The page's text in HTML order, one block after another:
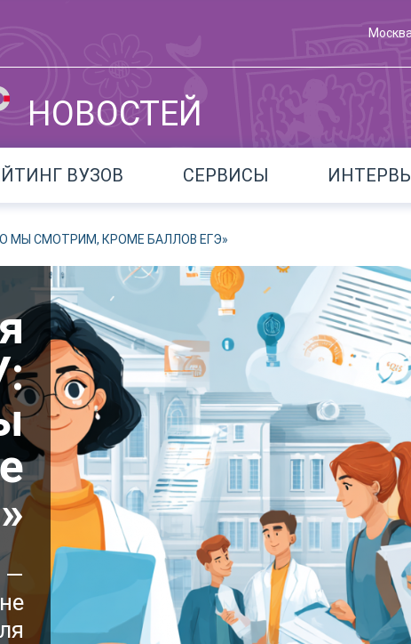
Москва
НОВОСТЕЙ
ВУЗОВ СЕРВИСЫ
МЫ СМОТРИМ, КРОМЕ БАЛЛОВ ЕГЭ»
—